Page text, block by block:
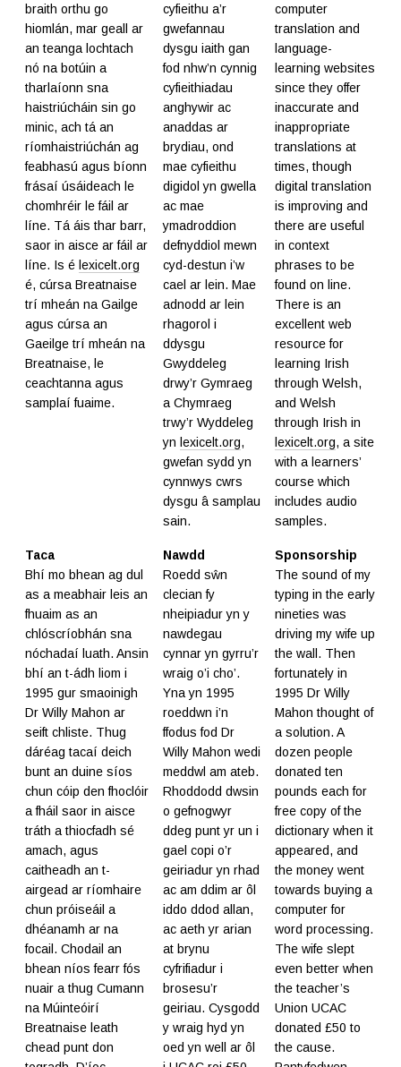
braith orthu go
hiomlán, mar geall ar
an teanga lochtach
nó na botúin a
tharlaíonn sna
haistriúcháin sin go
minic, ach tá an
ríomhaistriúchán ag
feabhasú agus bíonn
frásaí úsáideach le
chomhréir le fáil ar
líne. Tá áis thar barr,
saor in aisce ar fáil ar
líne. Is é lexicelt.org
é, cúrsa Breatnaise
trí mheán na Gailge
agus cúrsa an
Gaeilge trí mheán na
Breatnaise, le
ceachtanna agus
samplaí fuaime.
cyfieithu a’r
gwefannau
dysgu iaith gan
fod nhw’n cynnig
cyfieithiadau
anghywir ac
anaddas ar
brydiau, ond
mae cyfieithu
digidol yn gwella
ac mae
ymadroddion
defnyddiol mewn
cyd-destun i’w
cael ar lein. Mae
adnodd ar lein
rhagorol i
ddysgu
Gwyddeleg
drwy’r Gymraeg
a Chymraeg
trwy’r Wyddeleg
yn lexicelt.org,
gwefan sydd yn
cynnwys cwrs
dysgu â samplau
sain.
computer
translation and
language-
learning websites
since they offer
inaccurate and
inappropriate
translations at
times, though
digital translation
is improving and
there are useful
in context
phrases to be
found on line.
There is an
excellent web
resource for
learning Irish
through Welsh,
and Welsh
through Irish in
lexicelt.org, a site
with a learners’
course which
includes audio
samples.
Taca
Bhí mo bhean ag dul
as a meabhair leis an
fhuaim as an
chlóscríobhán sna
nóchadaí luath. Ansin
bhí an t-ádh liom i
1995 gur smaoinigh
Dr Willy Mahon ar
seift chliste. Thug
dáréag tacaí deich
bunt an duine síos
chun cóip den fhoclóir
a fháil saor in aisce
tráth a thiocfadh sé
amach, agus
caitheadh an t-
airgead ar ríomhaire
chun próiseáil a
dhéanamh ar na
focail. Chodail an
bhean níos fearr fós
nuair a thug Cumann
na Múinteóirí
Breatnaise leath
chead punt don
Nawdd
Roedd sŵn
clecian fy
nheipiadur yn y
nawdegau
cynnar yn gyrru’r
wraig o’i cho’.
Yna yn 1995
roeddwn i’n
ffodus fod Dr
Willy Mahon wedi
meddwl am ateb.
Rhoddodd dwsin
o gefnogwyr
ddeg punt yr un i
gael copi o’r
geiriadur yn rhad
ac am ddim ar ôl
iddo ddod allan,
ac aeth yr arian
at brynu
cyfrifiadur i
brosesu’r
geiriau. Cysgodd
y wraig hyd yn
oed yn well ar ôl
Sponsorship
The sound of my
typing in the early
nineties was
driving my wife up
the wall. Then
fortunately in
1995 Dr Willy
Mahon thought of
a solution. A
dozen people
donated ten
pounds each for
free copy of the
dictionary when it
appeared, and
the money went
towards buying a
computer for
word processing.
The wife slept
even better when
the teacher’s
Union UCAC
donated £50 to
the cause.